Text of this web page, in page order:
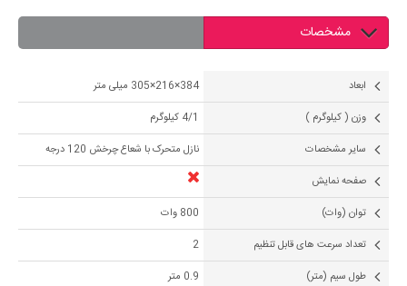
مشخصات
ابعاد
384×216×305 میلی متر
وزن ( کیلوگرم )
4/1 کیلوگرم
سایر مشخصات
نازل متحرک با شعاع چرخش 120 درجه
صفحه نمایش
توان (وات)
800 وات
تعداد سرعت های قابل تنظیم
2
طول سیم (متر)
0.9 متر